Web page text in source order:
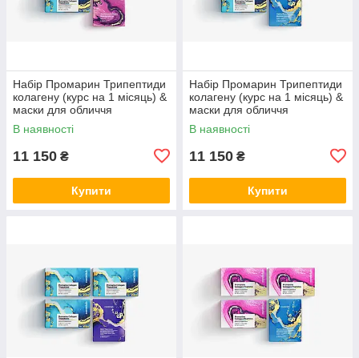
Набір Промарин Трипептиди
колагену (курс на 1 місяць) &
маски для обличчя
біоцелюлозні Advanced
Collagen (5 саше)
В наявності
11 150 ₴
Купити
Набір Промарин Трипептиди
колагену (курс на 1 місяць) &
маски для обличчя
біоцелюлозні Hydro Boost (5
саше)
В наявності
11 150 ₴
Купити